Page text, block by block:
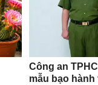
Công an
mẫu bạo